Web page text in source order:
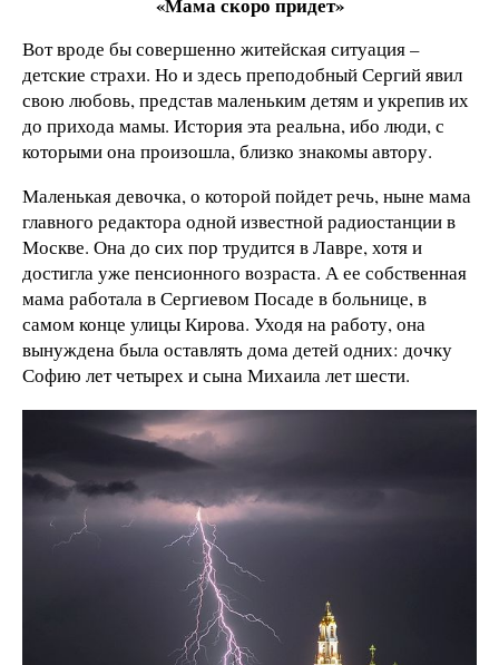
Вот вроде бы совершенно житейская ситуация –
детские страхи. Но и здесь преподобный Сергий явил
свою любовь, представ маленьким детям и укрепив их
до прихода мамы. История эта реальна, ибо люди, с
которыми она произошла, близко знакомы автору.
Маленькая девочка, о которой пойдет речь, ныне мама
главного редактора одной известной радиостанции в
Москве. Она до сих пор трудится в Лавре, хотя и
достигла уже пенсионного возраста. А ее собственная
мама работала в Сергиевом Посаде в больнице, в
самом конце улицы Кирова. Уходя на работу, она
вынуждена была оставлять дома детей одних: дочку
Софию лет четырех и сына Михаила лет шести.